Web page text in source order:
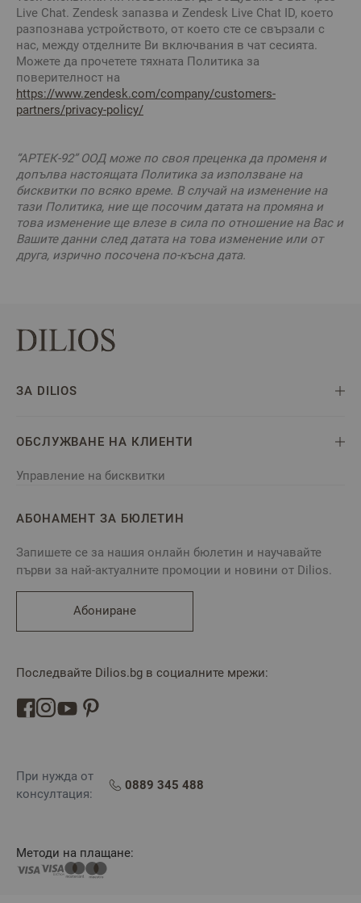
Live Chat. Zendesk запазва и Zendesk Live Chat ID, което
разпознава устройството, от което сте се свързали с
нас, между отделните Ви включвания в чат сесията.
Можете да прочетете тяхната Политика за
поверителност на
https://www.zendesk.com/company/customers-
partners/privacy-policy/
“АРТЕК-92” ООДможе по своя преценка да променя и
допълва настоящата Политика за използване на
бисквитки по всяко време. В случай на изменение на
тази Политика, ние ще посочим датата на промяна и
това изменение ще влезе в сила по отношение на Вас и
Вашите данни след датата на това изменение или от
друга, изрично посочена по-късна дата.
ЗА DILIOS
ОБСЛУЖВАНЕ НА КЛИЕНТИ
Управление на бисквитки
АБОНАМЕНТ ЗА БЮЛЕТИН
Запишете се за нашия онлайн бюлетин и научавайте
първи за най-актуалните промоции и новини от Dilios.
Абониране
Последвайте Dilios.bg в социалните мрежи:
При нужда от
консултация:
0889 345 488
Методи на плащане: